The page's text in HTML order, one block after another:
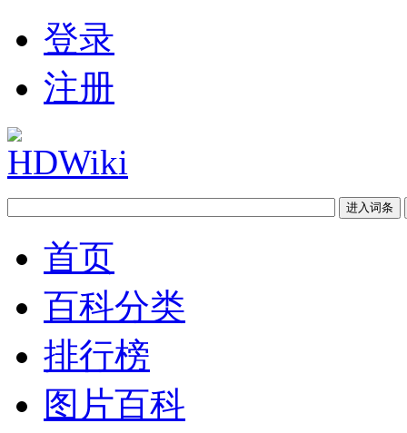
登录
注册
首页
百科分类
排行榜
图片百科